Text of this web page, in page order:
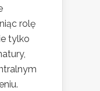
rolę
tylko